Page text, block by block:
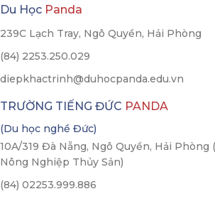
Du Học Panda
239C Lạch Tray, Ngô Quyền, Hải Phòng
(84) 2253.250.029
diepkhactrinh@duhocpanda.edu.vn
TRƯỜNG TIẾNG ĐỨC PANDA
(Du học nghề Đức)
10A/319 Đà Nẵng, Ngô Quyền, Hải Phòng
Nông Nghiệp Thủy Sản)
(84) 02253.999.886